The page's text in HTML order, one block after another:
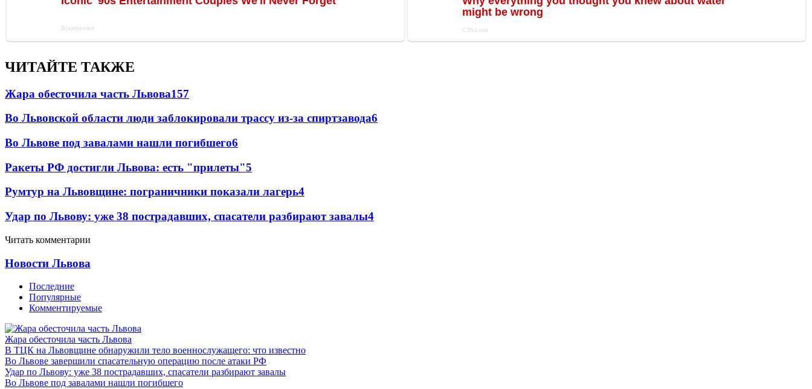
ЧИТАЙТЕ ТАКЖЕ
Жара обесточила часть Львова157
Во Львовской области люди заблокировали трассу из-за спиртзавода6
Во Львове под завалами нашли погибшего6
Ракеты РФ достигли Львова: есть "прилеты"5
Румтур на Львовщине: пограничники показали лагерь4
Удар по Львову: уже 38 пострадавших, спасатели разбирают завалы4
Читать комментарии
Новости Львова
Последние
Популярные
Комментируемые
Жара обесточила часть Львова
В ТЦК на Львовщине обнаружили тело военнослужащего: что известно
Во Львове завершили спасательную операцию после атаки РФ
Удар по Львову: уже 38 пострадавших, спасатели разбирают завалы
Во Львове под завалами нашли погибшего